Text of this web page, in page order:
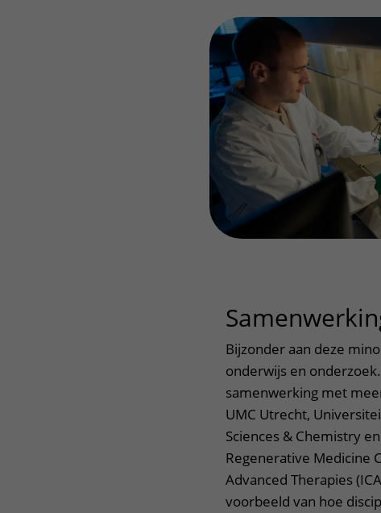
Bijzonder aan deze
onderwijs en
samenwerking met
UMC Utrecht,
Sciences & Chemistry
Regenerative Medicine
Advanced Therapies
voorbeeld van hoe